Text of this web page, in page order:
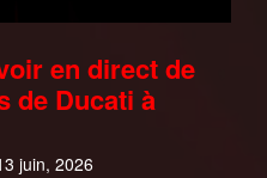
en direct de
de Ducati à
juin, 2026